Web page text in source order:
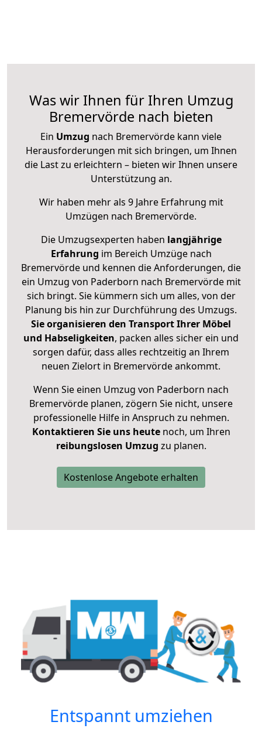
Was wir Ihnen für Ihren Umzug
Bremervörde nach bieten
Ein Umzug nach Bremervörde kann viele
Herausforderungen mit sich bringen, um Ihnen
die Last zu erleichtern – bieten wir Ihnen unsere
Unterstützung an.
Wir haben mehr als 9 Jahre Erfahrung mit
Umzügen nach Bremervörde.
Die Umzugsexperten haben langjährige
Erfahrung im Bereich Umzüge nach
Bremervörde und kennen die Anforderungen, die
ein Umzug von Paderborn nach Bremervörde mit
sich bringt. Sie kümmern sich um alles, von der
Planung bis hin zur Durchführung des Umzugs.
Sie organisieren den Transport Ihrer Möbel
und Habseligkeiten, packen alles sicher ein und
sorgen dafür, dass alles rechtzeitig an Ihrem
neuen Zielort in Bremervörde ankommt.
Wenn Sie einen Umzug von Paderborn nach
Bremervörde planen, zögern Sie nicht, unsere
professionelle Hilfe in Anspruch zu nehmen.
Kontaktieren Sie uns heutenoch, um Ihren
reibungslosen Umzug zu planen.
Kostenlose Angebote erhalten
Entspannt umziehen